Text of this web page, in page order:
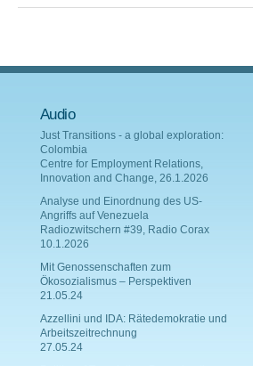
Audio
Just Transitions - a global exploration:
Colombia
Centre for Employment Relations,
Innovation and Change, 26.1.2026
Analyse und Einordnung des US-
Angriffs auf Venezuela
Radiozwitschern #39, Radio Corax
10.1.2026
Mit Genossenschaften zum
Ökosozialismus – Perspektiven
21.05.24
Azzellini und IDA: Rätedemokratie und
Arbeitszeitrechnung
27.05.24